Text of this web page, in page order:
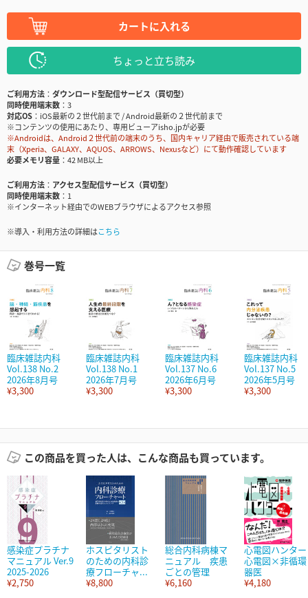
カートに入れる
ちょっと立ち読み
ご利用方法
ダウンロード型配信サービス（買切型）
同時使用端末数
3
対応OS
iOS最新の２世代前まで / Android最新の２世代前まで
※コンテンツの使用にあたり、専用ビューアisho.jpが必要
※Androidは、Android２世代前の端末のうち、国内キャリア経由で販売されている端
末（Xperia、GALAXY、AQUOS、ARROWS、Nexusなど）にて動作確認しています
必要メモリ容量
42 MB以上
ご利用方法
アクセス型配信サービス（買切型）
同時使用端末数
1
※インターネット経由でのWEBブラウザによるアクセス参照
※導入・利用方法の詳細はこちら
巻号一覧
臨床雑誌内科
Vol.138 No.2
2026年8月号
¥3,300
臨床雑誌内科
Vol.138 No.1
2026年7月号
¥3,300
臨床雑誌内科
Vol.137 No.6
2026年6月号
¥3,300
臨床雑誌内科
Vol.137 No.5
2026年5月号
¥3,300
この商品を買った人は、こんな商品も買っています。
感染症プラチナ
マニュアル Ver.9
2025-2026
¥2,750
ホスピタリスト
のための内科診
療フローチャ...
¥8,800
総合内科病棟マ
ニュアル 疾患
ごとの管理
¥6,160
心電図ハンター
心電図×非循環
器医
¥4,180